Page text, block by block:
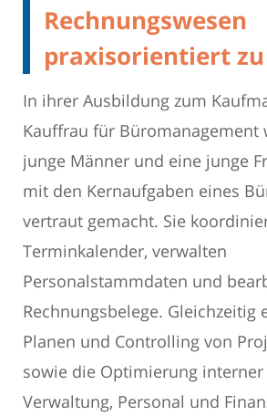
Rechnungswesen
praxisorientiert
In ihrer Ausbildung zum
Kauffrau für Büromanagement
junge Männer und eine junge
mit den Kernaufgaben eines
vertraut gemacht. Sie
Terminkalender, verwalten
Personalstammdaten und
Rechnungsbelege. Gleichzeitig
Planen und Controlling von
sowie die Optimierung
Verwaltung, Personal und